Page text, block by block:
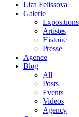
Liza Fetissova
Galerie
Expositions
Artistes
Histoire
Presse
Agence
Blog
All
Posts
Events
Videos
Agency